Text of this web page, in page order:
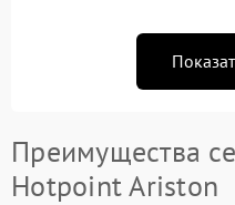
Преимущества
Hotpoint Ariston